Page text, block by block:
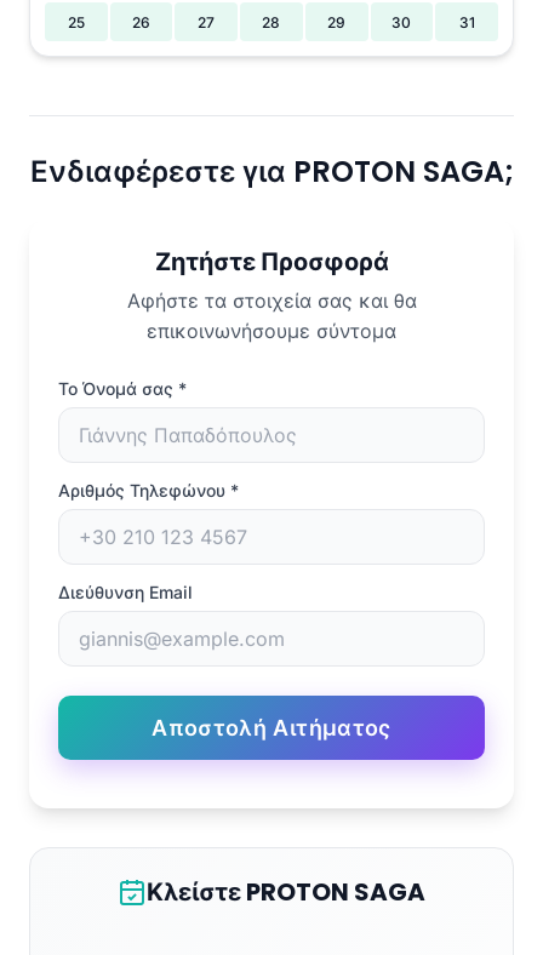
25 26 27 28 29 30 31
Ενδιαφέρεστε για PROTON SAGA;
Ζητήστε Προσφορά
Αφήστε τα στοιχεία σας και θα
επικοινωνήσουμε σύντομα
Το Όνομά σας *
Αριθμός Τηλεφώνου *
Διεύθυνση Email
Αποστολή Αιτήματος
Κλείστε PROTON SAGA